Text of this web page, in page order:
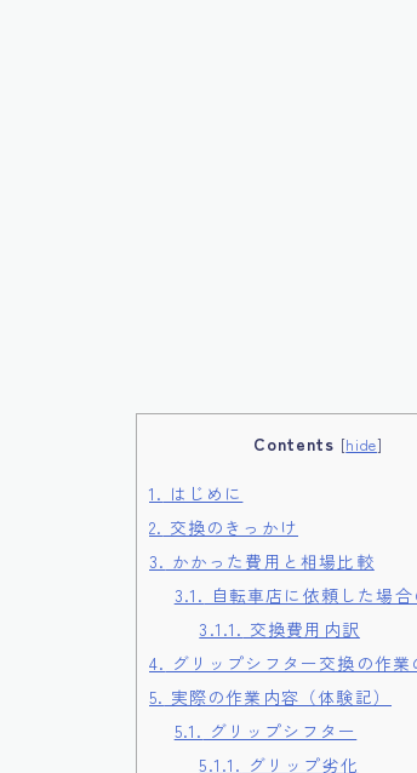
Contents [hide]
1. はじめに
2. 交換のきっかけ
3. かかった費用と相場比較
3.1. 自転車店に依頼した場合
3.1.1. 交換費用内訳
4. グリップシフター交換の作業
5. 実際の作業内容（体験記）
5.1. グリップシフター
5.1.1. グリップ劣化